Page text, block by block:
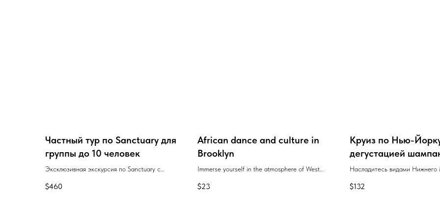
Частный тур по Sanctuary для
группы до 10 человек
Эксклюзивная экскурсия по Sanctuary с
$460
African dance and culture in
Brooklyn
Immerse yourself in the atmosphere of West
history.
$23
Круиз по Нью-
дегустацией
сыра
Насладитесь видами Нижнего
дегустируя три изысканных
$132